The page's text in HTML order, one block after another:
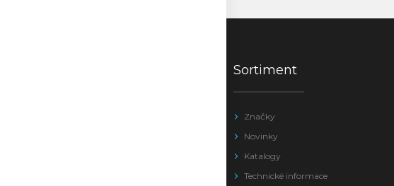
Sortiment
Značky
Novinky
Katalogy
Technické informace